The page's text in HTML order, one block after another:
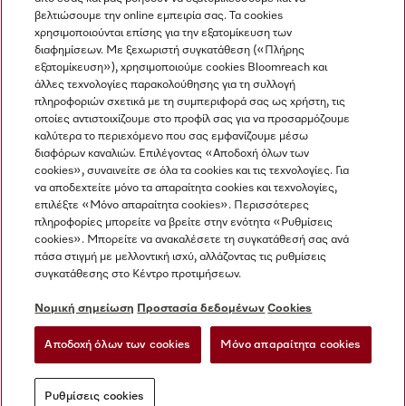
Η εταιρεία μας
Όροι και Προϋποθέσεις
Προστασία δεδομένων
Όροι Χρήσης
Δήλωση Προσβασιμότητας
Νόμος για τις ψηφιακές υπηρεσίες
Ρυθμίσεις cookies
Miele στο Instagram
Miele στο Facebook
Miele στο Youtube
βελτιώσουμε την online εμπειρία σας. Τα cookies
χρησιμοποιούνται επίσης για την εξατομίκευση των
διαφημίσεων. Με ξεχωριστή συγκατάθεση («Πλήρης
εξατομίκευση»), χρησιμοποιούμε cookies Bloomreach και
άλλες τεχνολογίες παρακολούθησης για τη συλλογή
πληροφοριών σχετικά με τη συμπεριφορά σας ως χρήστη, τις
οποίες αντιστοιχίζουμε στο προφίλ σας για να προσαρμόζουμε
καλύτερα το περιεχόμενο που σας εμφανίζουμε μέσω
διαφόρων καναλιών. Επιλέγοντας «Αποδοχή όλων των
cookies», συναινείτε σε όλα τα cookies και τις τεχνολογίες. Για
να αποδεχτείτε μόνο τα απαραίτητα cookies και τεχνολογίες,
επιλέξτε «Μόνο απαραίτητα cookies». Περισσότερες
πληροφορίες μπορείτε να βρείτε στην ενότητα «Ρυθμίσεις
cookies». Μπορείτε να ανακαλέσετε τη συγκατάθεσή σας ανά
πάσα στιγμή με μελλοντική ισχύ, αλλάζοντας τις ρυθμίσεις
συγκατάθεσης στο Κέντρο προτιμήσεων.
Νομική σημείωση Προστασία δεδομένων Cookies
Αποδοχή όλων των cookies Μόνο απαραίτητα cookies
Ρυθμίσεις cookies